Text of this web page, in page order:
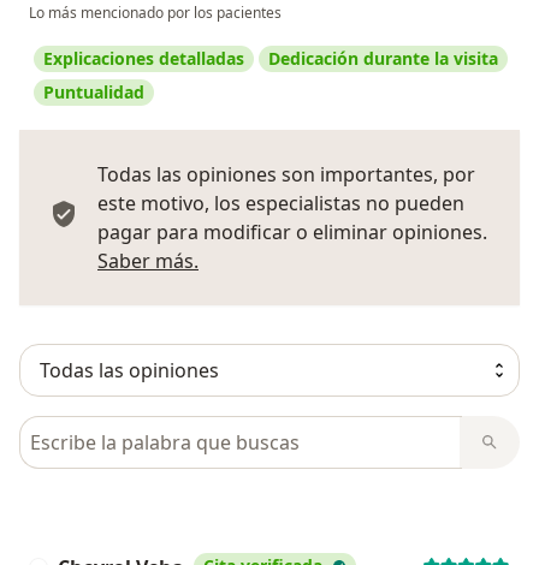
Lo más mencionado por los pacientes
Explicaciones detalladas
Dedicación durante la visita
Puntualidad
Todas las opiniones son importantes, por
este motivo, los especialistas no pueden
pagar para modificar o eliminar opiniones.
Saber más.
Busca en opiniones